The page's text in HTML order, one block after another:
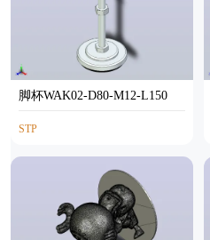
脚杯WAK02-D80-M12-L150
STP